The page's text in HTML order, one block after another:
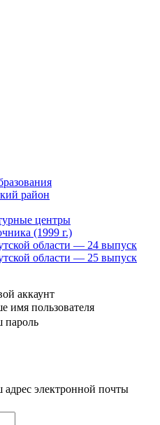
район
центры
(1999 г.)
области — 24 выпуск
области — 25 выпуск
аккаунт
имя пользователя
пароль
электронной почты